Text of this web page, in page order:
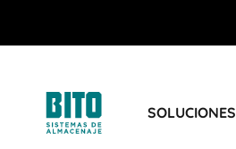
SOLUCIONES